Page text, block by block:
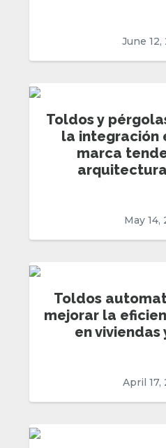
June 12,
Toldos y
la integración
marca
May 14,
Toldos
mejorar la
en viviendas
April 17,